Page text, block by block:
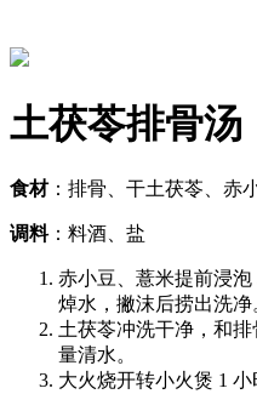
土茯苓排骨汤
食材：排骨、干土茯苓、赤
调料：料酒、盐
赤小豆、薏米提前浸
焯水，撇沫后捞出洗净
土茯苓冲洗干净，和
量清水。
大火烧开转小火煲 1 小